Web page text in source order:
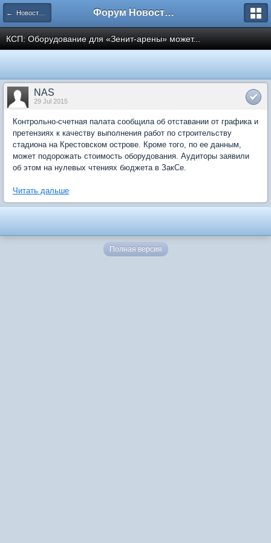
← Новости рынка недвижимости Форум Новостройки
КСП: Оборудование для «Зенит-арены» может...
NAS
29 Jul 2015
Контрольно-счетная палата сообщила об отставании от графика и
претензиях к качеству выполнения работ по строительству
стадиона на Крестовском острове. Кроме того, по ее данным,
может подорожать стоимость оборудования. Аудиторы заявили
об этом на нулевых чтениях бюджета в ЗакСе.
Читать дальше
Полная версия